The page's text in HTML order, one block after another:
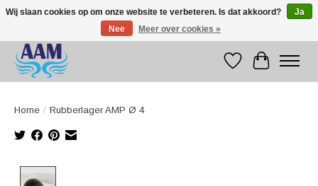
Competitive prices fast international delivery
Verlanglijst
Home / Rubberlager AMP Ø 4
Wij slaan cookies op om onze website te verbeteren. Is dat akkoord?
Ja
Nee
Meer over cookies »